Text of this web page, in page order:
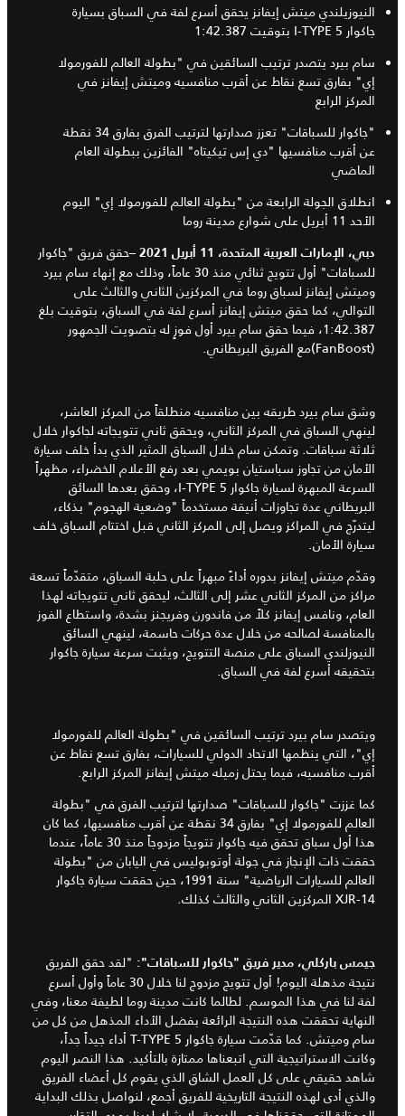
النيوزيلندي ميتش إيفانز يحقق أسرع لفة في السباق بسيارة
جاكوار I-TYPE 5 بتوقيت 1:42.387
سام بيرد يتصدر ترتيب السائقين في "بطولة العالم للفورمولا
إي" بفارق تسع نقاط عن أقرب منافسيه وميتش إيفانز في
المركز الرابع
"جاكوار للسباقات" تعزز صدارتها لترتيب الفرق بفارق 34 نقطة
عن أقرب منافسيها "دي إس تيكيتاه" الفائزين ببطولة العام
الماضي
انطلاق الجولة الرابعة من "بطولة العالم للفورمولا إي" اليوم
الأحد 11 أبريل على شوارع مدينة روما
دبي، الإمارات العربية المتحدة، 11 أبريل 2021 –
حقق فريق "جاكوار
للسباقات" أول تتويج ثنائي منذ 30 عاماً، وذلك مع إنهاء سام بيرد
وميتش إيفانز لسباق روما في المركزين الثاني والثالث على
التوالي، كما حقق ميتش إيفانز أسرع لفة في السباق، بتوقيت بلغ
1:42.387، فيما حقق سام بيرد أول فوزٍ له بتصويت الجمهور
(FanBoost)مع الفريق البريطاني.
وشق سام بيرد طريقه بين منافسيه منطلقاً من المركز العاشر،
لينهي السباق في المركز الثاني، ويحقق ثاني تتويجاته لجاكوار خلال
ثلاثة سباقات. وتمكن سام خلال السباق المثير الذي بدأ خلف سيارة
الأمان من تجاوز سباستيان بويمي بعد رفع الأعلام الخضراء، مظهراً
السرعة المبهرة لسيارة جاكوار I-TYPE 5، وحقق بعدها السائق
البريطاني عدة تجاوزات أنيقة مستخدماً "وضعية الهجوم" بذكاء،
ليتدرّج في المراكز ويصل إلى المركز الثاني قبل اختتام السباق خلف
سيارة الأمان.
وقدّم ميتش إيفانز بدوره أداءً مبهراً على حلبة السباق، متقدّماً تسعة
مراكز من المركز الثاني عشر إلى الثالث، ليحقق ثاني تتويجاته لهذا
العام، ونافس إيفانز كلاً من فاندورن وفريجنز بشدة، واستطاع الفوز
بالمنافسة لصالحه من خلال عدة حركات حاسمة، لينهي السائق
النيوزلندي السباق على منصة التتويج، ويثبت سرعة سيارة جاكوار
بتحقيقه أسرع لفة في السباق.
ويتصدر سام بيرد ترتيب السائقين في "بطولة العالم للفورمولا
إي"، التي ينظمها الاتحاد الدولي للسيارات، بفارق تسع نقاط عن
أقرب منافسيه، فيما يحتل زميله ميتش إيفانز المركز الرابع.
كما غززت "جاكوار للسباقات" صدارتها لترتيب الفرق في "بطولة
العالم للفورمولا إي" بفارق 34 نقطة عن أقرب منافسيها، كما كان
هذا أول سباق تحقق فيه جاكوار تتويجاً مزدوجاً منذ 30 عاماً، عندما
حققت ذات الإنجاز في جولة أوتوبوليس في اليابان من "بطولة
العالم للسيارات الرياضية" سنة 1991، حين حققت سيارة جاكوار
XJR-14 المركزين الثاني والثالث كذلك.
جيمس باركلي، مدير فريق "جاكوار للسباقات": "لقد حقق الفريق
نتيجة مذهلة اليوم! أول تتويج مزدوج لنا خلال 30 عاماً وأول أسرع
لفة لنا في هذا الموسم. لطالما كانت مدينة روما لطيفة معنا، وفي
النهاية تحققت هذه النتيجة الرائعة بفضل الأداء المذهل من كل من
سام وميتش. كما قدّمت سيارة جاكوار T-TYPE 5 أداء جيداً جداً،
وكانت الاستراتيجية التي اتبعناها ممتازة بالتأكيد. هذا النصر اليوم
شاهد حقيقي على كل العمل الشاق الذي يقوم كل أعضاء الفريق
والذي أدى لهذه النتيجة التاريخية للفريق أجمع، لنواصل بذلك البداية